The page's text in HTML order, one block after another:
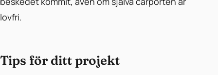
lovfri.
Tips för ditt projekt